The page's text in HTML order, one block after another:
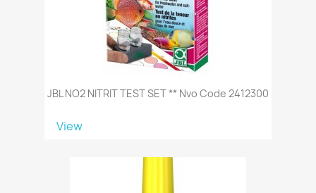
JBL NO2 NITRIT TEST SET ** Nvo Code 2412300
View